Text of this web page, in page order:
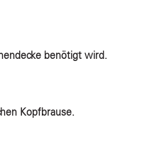
benötigt wird.
Kopfbrause.